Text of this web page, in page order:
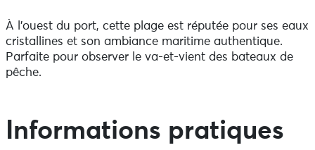
À l’ouest du port, cette plage est réputée pour ses eaux
cristallines et son ambiance maritime authentique.
Parfaite pour observer le va-et-vient des bateaux de
pêche.
Informations pratiques